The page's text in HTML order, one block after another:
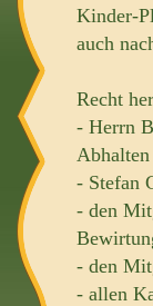
Kinder-
auch
Recht
- Herrn
- Stefan
- den
- den
- allen